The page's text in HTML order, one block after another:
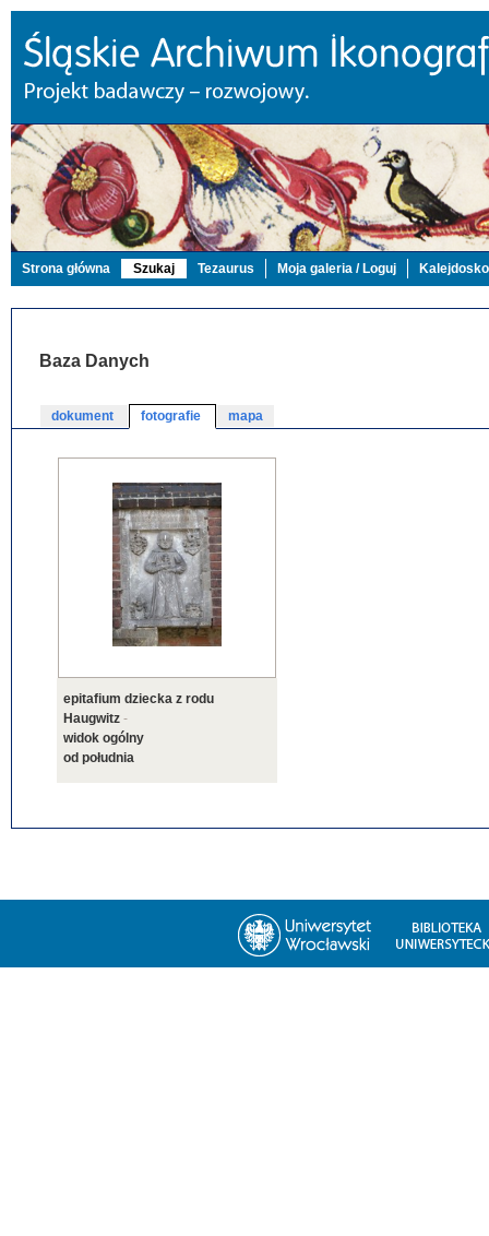
Strona główna Szukaj Tezaurus Moja galeria / Loguj
Baza Danych
dokument fotografie mapa
epitafium dziecka z rodu
Haugwitz -
widok ogólny
od południa